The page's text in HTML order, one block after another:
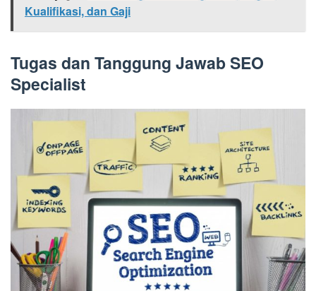
Kualifikasi, dan Gaji
Tugas dan Tanggung Jawab SEO
Specialist